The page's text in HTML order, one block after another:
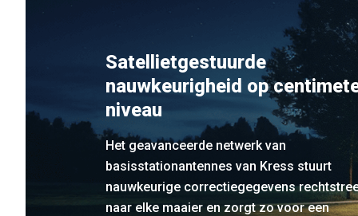
Satellietgestuurde
nauwkeurigheid op
niveau
Het geavanceerde netwerk van
basisstationantennes van Kress stuurt
nauwkeurige correctiegegevens
naar elke maaier en zorgt zo voor een